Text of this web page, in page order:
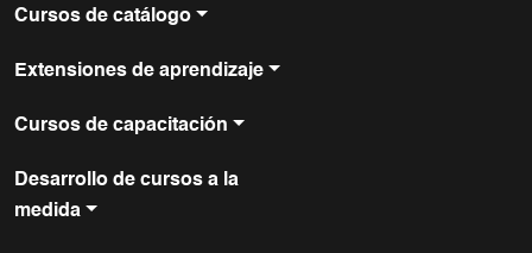
Cursos de catálogo
Extensiones de aprendizaje
Cursos de capacitación
Desarrollo de cursos a la
medida